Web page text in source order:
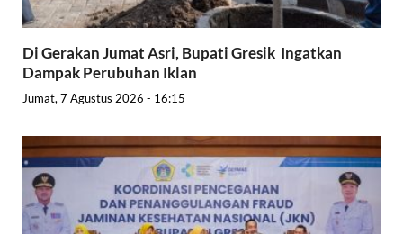
Di Gerakan Jumat Asri, Bupati Gresik Ingatkan
Dampak Perubuhan Iklan
Jumat, 7 Agustus 2026 - 16:15